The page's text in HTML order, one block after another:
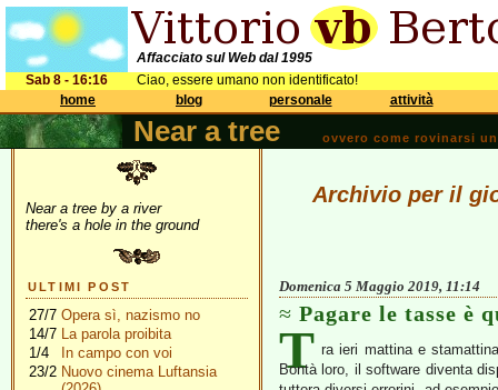
Affacciato sul Web dal 1995
Sab 8 - 16:16
Ciao, essere umano non identificato!
home
blog personale attività
Near a tree ovvero come rovinarsi
Near a tree by a river
there's a hole in the ground
ULTIMI POST
27/7 Opera sì, nazismo no
14/7 La parola proibita
1/4
In campo con voi
23/2 Nuovo cinema Luftansia
Archivio per il
Domenica 5 Maggio 2019, 11:14
Pagare le tasse è
T ra ieri mattina e
Bontà loro, il software diventa